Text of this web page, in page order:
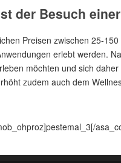
der Besuch
Preisen zwischen 25-
erlebt werden.
möchten und sich
zudem auch dem